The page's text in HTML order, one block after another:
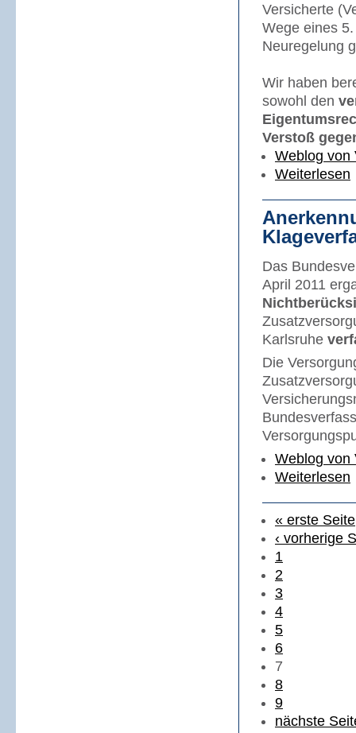
Versicherte
Wege eines
Neuregelung
Wir haben
sowohl den
Verstoß
Weblog von
Weiterlesen
Das
April 2011
Karlsruhe
Die
Weblog von
Weiterlesen
« erste Seite
‹ vorherige
1
2
3
4
5
6
7
8
9
nächste